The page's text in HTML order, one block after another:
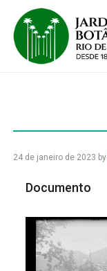
24 de janeiro de 2023 by
Documento